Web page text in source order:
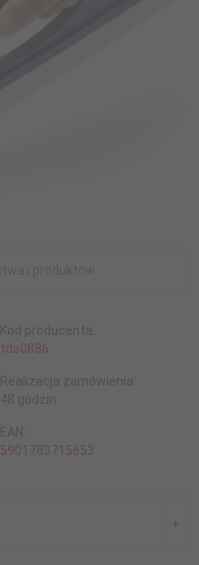
Kod producenta:
tds0886
Realizacja zamówienia:
48 godzin
EAN:
5901783715653